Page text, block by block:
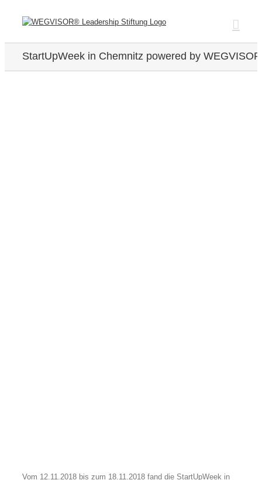
StartUpWeek in Chemnitz powered by
Vom 12.11.2018 bis zum 18.11.2018 fand die StartUpWeek in